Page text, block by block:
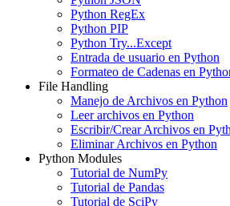
Python RegEx
Python PIP
Python Try...Except
Entrada de usuario en Python
Formateo de Cadenas en
File Handling
Manejo de Archivos en Python
Leer archivos en Python
Escribir/Crear Archivos en
Eliminar Archivos en Python
Python Modules
Tutorial de NumPy
Tutorial de Pandas
Tutorial de SciPy